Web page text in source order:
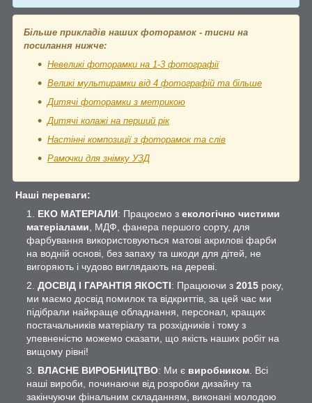
Більше прикладів наших фоторамок - тисни на
посилання нижче:
Невеликі фоторамки на 1-3 фотографії
Великі мультирамки від 4 фотографій та більше
Дитячі фоторамки з метрикою
Дитячі колажі на перший рік
Настінні композиції з фоторамок та слів
Рамочки для знімку УЗД
Наші переваги:
ЕКО МАТЕРІАЛИ: Працюємо з екологічно чистими
матеріалами , МДФ, фанера першого сорту, для
фарбування використовуються матові акрилові фарби
на водній основі, без запаху та шкоди для дітей, не
вигоряють і чудово виглядають на дереві.
ДОСВІД І ГАРАНТІЯ ЯКОСТІ: Працюючи з 2015 року,
ми маємо досвід помилок та відкриттів, за цей час ми
підібрали найкраще обладнання, персонал, кращих
постачальників матеріалу та розхідників і тому з
упевненістю можемо сказати, що якість наших робіт на
вищому рівні!
ВЛАСНЕ ВИРОБНИЦТВО: Ми є виробником . Всі
наші вироби, починаючи від розробки дизайну та
закінчуючи фінальним складанням, виконані молодою